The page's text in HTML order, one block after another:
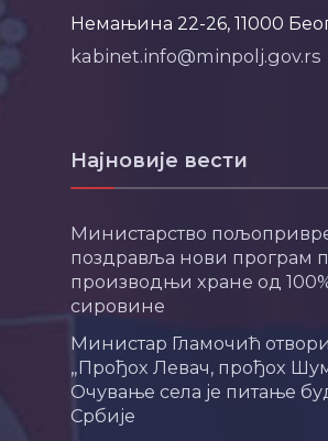
Немањина 22-26, 11000
kabinet.info@minpolj.gov.rs
Најновије вести
Министарство
поздравља нови програм
производњи хране од
сировине
Министар Гламочић
„Прођох Левач, прођох
Очување села је питање
Србије